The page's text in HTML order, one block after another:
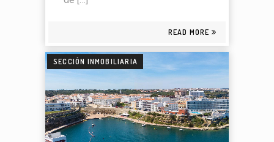
READ MORE
SECCIÓN INMOBILIARIA